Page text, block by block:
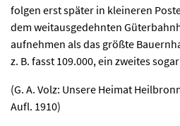
folgen erst später in kleineren
dem weitausgedehnten
aufnehmen als das größte
z. B. fasst 109.000, ein zweites
(G. A. Volz: Unsere Heimat
Aufl. 1910)